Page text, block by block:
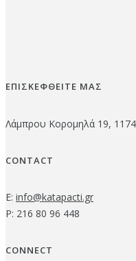
ΕΠΙΣΚΕΦΘΕΙΤΕ ΜΑΣ
Λάμπρου Κορομηλά 19,
CONTACT
E: info@katapacti.gr
P: 216 80 96 448
CONNECT